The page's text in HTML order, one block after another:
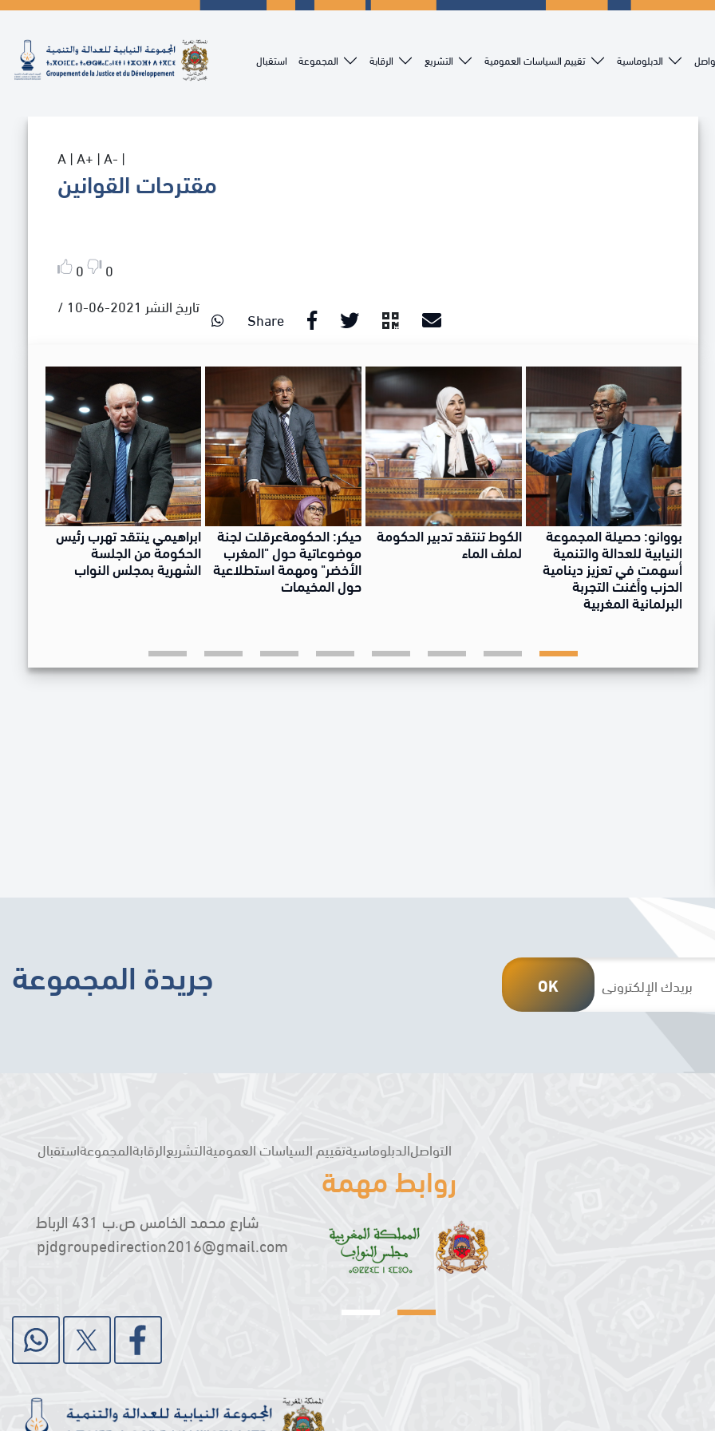
Aller au contenu principal
استقبال المجموعة الرقابة التشريع تقييم السياسات العمومية الدبلوماسية
A | A+ | A- |
مقترحات القوانين
0
0
/ تاريخ النشر 2021-06-10
Share
بووانو: حصيلة المجموعة
النيابية للعدالة والتنمية
أسهمت في تعزيز دينامية
الحزب وأغنت التجربة
البرلمانية المغربية
الكوط تنتقد تدبير الحكومة
لملف الماء
حيكر: الحكومةعرقلت لجنة
موضوعاتية حول "المغرب
الأخضر" ومهمة استطلاعية
حول المخيمات
ابراهيمي ينتقد تهرب رئيس
الحكومة من الجلسة
الشهرية بمجلس النواب
جريدة المجموعة
Navigation principale
استقبالالمجموعةالرقابةالتشريعتقييم السياسات العموميةالدبلوماسيةالتواصل
شارع محمد الخامس ص‫.‬ب 431 الرباط
pjdgroupedirection2016@gmail.com
روابط مهمة